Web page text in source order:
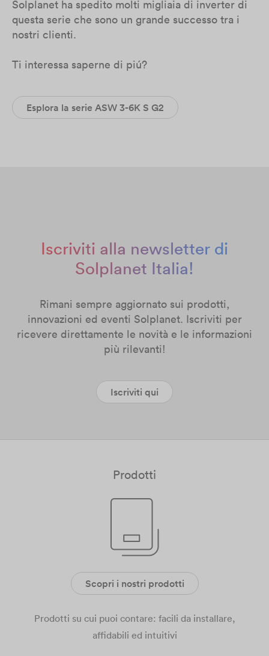
Solplanet ha spedito molti migliaia di inverter di
questa serie che sono un grande successo tra i
nostri clienti.
Ti interessa saperne di piú?
Esplora la serie ASW 3-6K S G2
Iscriviti alla newsletter di
Solplanet Italia!
Rimani sempre aggiornato sui prodotti,
innovazioni ed eventi Solplanet. Iscriviti per
ricevere direttamente le novità e le informazioni
più rilevanti!
Iscriviti qui
Prodotti
Scopri i nostri prodotti
Prodotti su cui puoi contare: facili da installare,
affidabili ed intuitivi